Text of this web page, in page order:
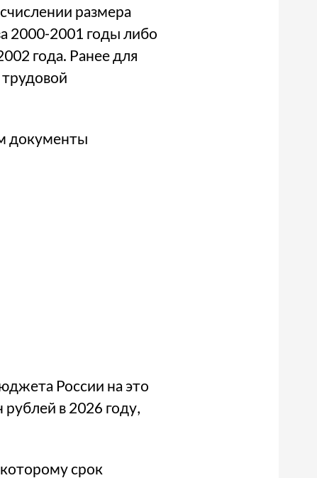
размера
2000-2001 годы либо
года. Ранее для
документы
России на это
в 2026 году,
которому срок